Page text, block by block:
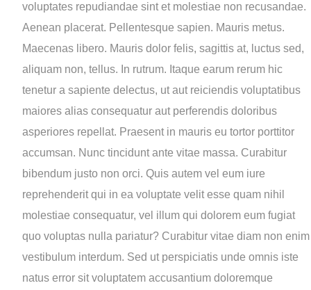
voluptates repudiandae sint et molestiae non recusandae.
Aenean placerat. Pellentesque sapien. Mauris metus.
Maecenas libero. Mauris dolor felis, sagittis at, luctus sed,
aliquam non, tellus. In rutrum. Itaque earum rerum hic
tenetur a sapiente delectus, ut aut reiciendis voluptatibus
maiores alias consequatur aut perferendis doloribus
asperiores repellat. Praesent in mauris eu tortor porttitor
accumsan. Nunc tincidunt ante vitae massa. Curabitur
bibendum justo non orci. Quis autem vel eum iure
reprehenderit qui in ea voluptate velit esse quam nihil
molestiae consequatur, vel illum qui dolorem eum fugiat
quo voluptas nulla pariatur? Curabitur vitae diam non enim
vestibulum interdum. Sed ut perspiciatis unde omnis iste
natus error sit voluptatem accusantium doloremque